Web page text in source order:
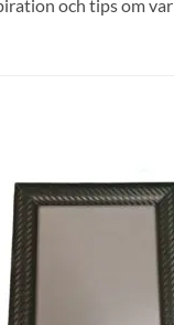
och tips om